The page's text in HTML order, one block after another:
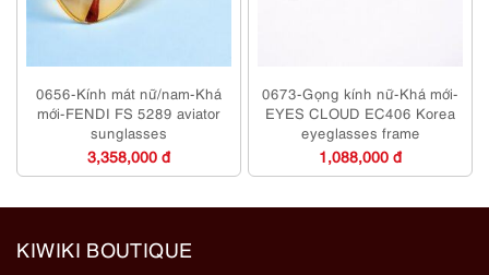
0656-Kính mát nữ/nam-Khá
mới-FENDI FS 5289 aviator
sunglasses
3,358,000 đ
0673-Gọng kính nữ-Khá mới-
EYES CLOUD EC406 Korea
eyeglasses frame
1,088,000 đ
KIWIKI BOUTIQUE